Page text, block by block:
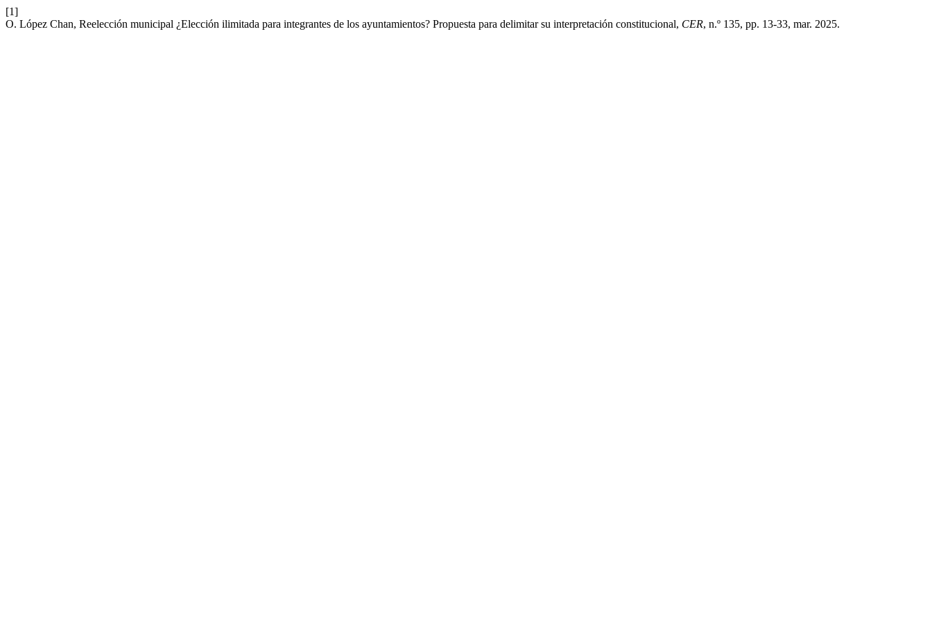
[1]
O. López Chan, Reelección municipal ¿Elección ilimitada para integrantes de los ayuntamientos? Propuesta para delimitar su interpretación constitucional, CER, n.º 135, pp. 13-33, mar. 2025.